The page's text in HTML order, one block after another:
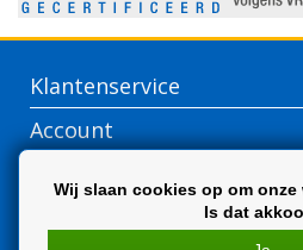
Klantenservice
Account
Wij slaan cookies op om onze
Is dat